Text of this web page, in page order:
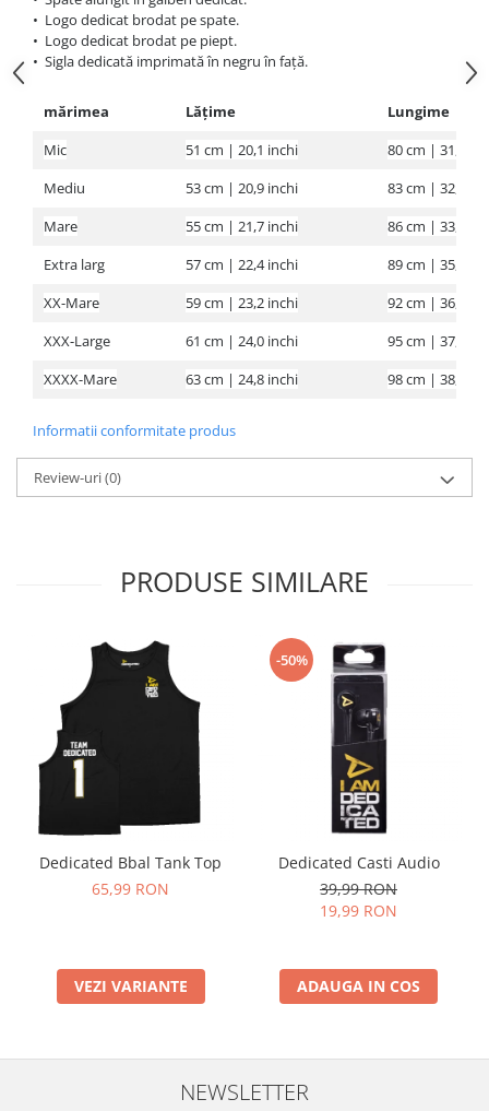
Under Armour
Universal
Vitargo
• Logo dedicat brodat pe spate.
• Logo dedicat brodat pe piept.
• Sigla dedicată imprimată în negru în față.
mărimea Lăţime
Lungime
Mic
51 cm | 20,1 inchi 80 cm | 31,5
Mediu
53 cm | 20,9 inchi 83 cm | 32,7
Mare
55 cm | 21,7 inchi 86 cm | 33,9
Extra larg
57 cm | 22,4 inchi 89 cm | 35,0
XX-Mare
59 cm | 23,2 inchi 92 cm | 36,2
XXX-Large
61 cm | 24,0 inchi 95 cm | 37,4
XXXX-Mare
63 cm | 24,8 inchi 98 cm | 38,6
Informatii conformitate produs
Review-uri(0)
PRODUSE SIMILARE
Dedicated Bbal Tank Top
65,99 RON
VEZI VARIANTE
-50%
Dedicated Casti Audio
39,99 RON
19,99 RON
ADAUGA IN COS
NEWSLETTER